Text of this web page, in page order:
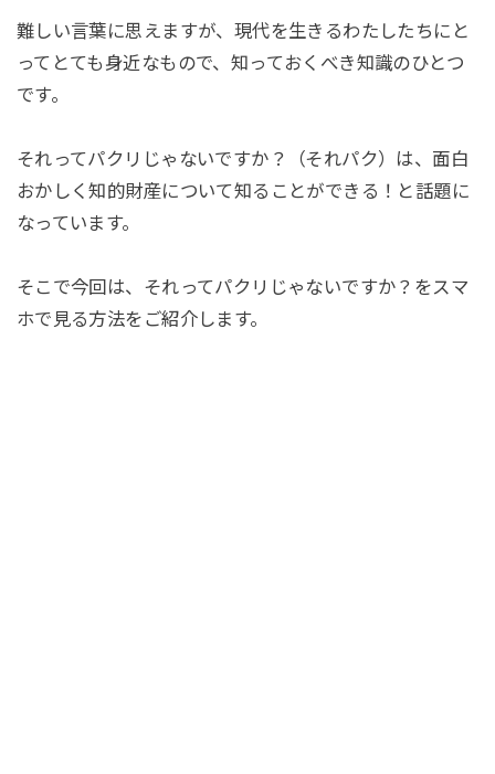
難しい言葉に思えますが、現代を生きるわたしたちにと
ってとても身近なもので、知っておくべき知識のひとつ
です。
それってパクリじゃないですか？（それパク）は、面白
おかしく知的財産について知ることができる！と話題に
なっています。
そこで今回は、それってパクリじゃないですか？をスマ
ホで見る方法をご紹介します。